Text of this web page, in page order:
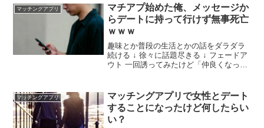
離島とかクソみたいな過疎地住みなので
は ちなみに九州の田舎
マッチングアプリ
マチアプ始めた俺、メッセージか
らデートに持って行けず無事死亡
ｗｗｗ
趣味とか普段の生活とかの話をダラダラ
続ける ↓ 徐々に話題尽きる ↓ フェードア
ウト 一回誘ってみたけど「仲良くなって
会ってみませんか？って言った？ ランチ
行きませんかって言った
マッチングアプリ
マッチングアプリで女性とデート
することになったけど何したらい
い？